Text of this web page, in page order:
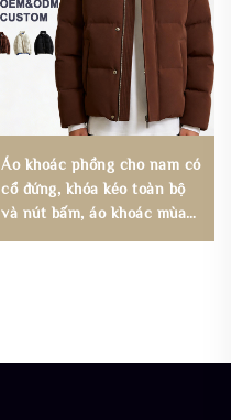
Áo khoác phồng cho nam có
cổ đứng, khóa kéo toàn bộ
và nút bấm, áo khoác mùa